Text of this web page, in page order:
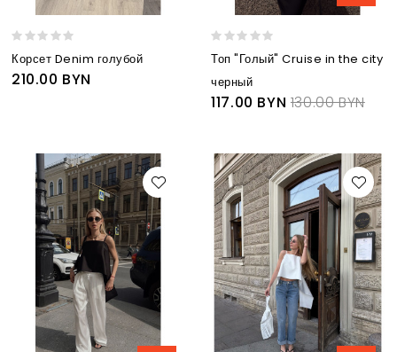
Корсет Denim голубой
210.00 BYN
Топ "Голый" Cruise in the city
черный
117.00 BYN 130.00 BYN